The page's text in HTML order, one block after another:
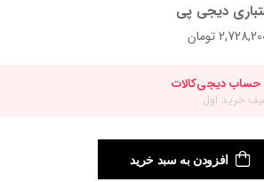
دیجی پی
افزودن به سبد خرید